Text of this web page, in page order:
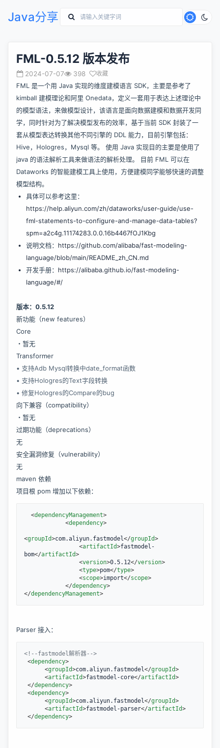
Java分享
FML-0.5.12 版本发布
2024-07-07 398 收藏
FML 是一个用 Java 实现的维度建模语言 SDK，主要是参考了
kimball 建模理论和阿里 Onedata，定义一套用于表达上述理论中
的模型语法，来做模型设计，该语言是面向数据建模和数据开发同
学，同时针对为了解决模型发布的效率，基于当前 SDK 封装了一
套从模型表达转换其他不同引擎的 DDL 能力，目前引擎包括：
Hive，Hologres，Mysql 等。 使用 Java 实现目的主要是使用了
java 的语法解析工具来做语法的解析处理。 目前 FML 可以在
Dataworks 的智能建模工具上使用，方便建模同学能够快速的调整
模型结构。
具体可以参考这里：
https://help.aliyun.com/zh/dataworks/user-guide/use-
fml-statements-to-configure-and-manage-data-tables?
spm=a2c4g.11174283.0.0.16b4467fOJ1Kbg
说明文档： https://github.com/alibaba/fast-modeling-
language/blob/main/README_zh_CN.md
开发手册： https://alibaba.github.io/fast-modeling-
language/#/
版本：0.5.12
新功能（new features）
Core
・暂无
Transformer
• 支持Adb Mysql转换中date_format函数
• 支持Hologres的Text字段转换
• 修复Hologres的Compare的bug
向下兼容（compatibility）
・暂无
过期功能（deprecations）
无
安全漏洞修复（vulnerability）
无
maven 依赖
项目根 pom 增加以下依赖：
<dependencyManagement>
<dependency>
<groupId>com.aliyun.fastmodel</groupId>
<artifactId>fastmodel-
bom</artifactId>
<version>0.5.12</version>
<type>pom</type>
<scope>import</scope>
</dependency>
</dependencyManagement>
Parser 接入：
<!--fastmodel解析器-->
<dependency>
<groupId>com.aliyun.fastmodel</groupId>
<artifactId>fastmodel-core</artifactId>
</dependency>
<dependency>
<groupId>com.aliyun.fastmodel</groupId>
<artifactId>fastmodel-parser</artifactId>
</dependency>